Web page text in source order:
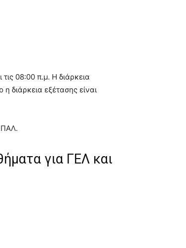
08:00 π.μ. Η διάρκεια
διάρκεια εξέτασης είναι
για ΓΕΛ και